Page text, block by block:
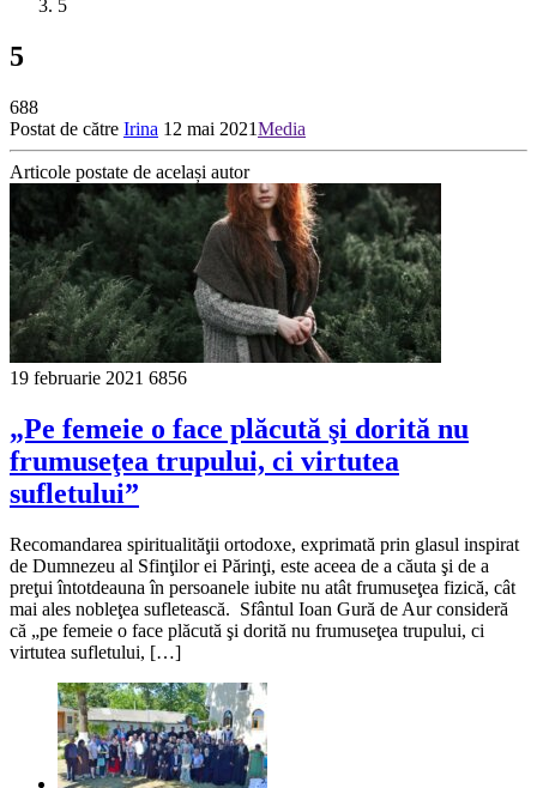
5
5
688
Postat de către Irina 12 mai 2021Media
Articole postate de același autor
19 februarie 2021 6856
„Pe femeie o face plăcută şi dorită nu
frumuseţea trupului, ci virtutea
sufletului”
Recomandarea spiritualităţii ortodoxe, exprimată prin glasul inspirat
de Dumnezeu al Sfinţilor ei Părinţi, este aceea de a căuta şi de a
preţui întotdeauna în persoanele iubite nu atât frumuseţea fizică, cât
mai ales no­bleţea sufletească. Sfântul Ioan Gură de Aur consideră
că „pe femeie o face plăcută şi dorită nu frumuseţea trupului, ci
virtutea sufletului, […]